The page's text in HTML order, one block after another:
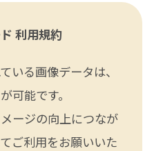
利用規約
いる画像データは、
可能です。
ージの向上につなが
ご利用をお願いいた